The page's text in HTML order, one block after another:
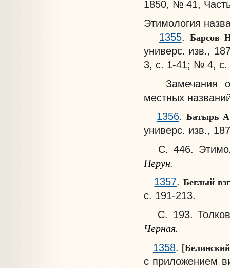
1850, № 41,
Этимология
1355.
универс. изв.,
3, с. 1-41; № 4, с.
Замечания о
местных
1356.Батырь
универс. изв.,
С. 446.
Перун.
1357.Беглый
с. 191-213.
С. 193.
Черная.
1358.
с приложением